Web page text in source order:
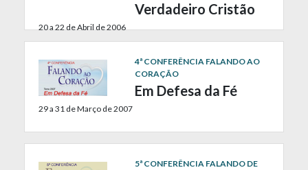
Verdadeiro Cristão
20 a 22 de Abril de 2006
4ª CONFERÊNCIA FALANDO AO
CORAÇÃO
Em Defesa da Fé
29 a 31 de Março de 2007
5ª CONFERÊNCIA FALANDO DE